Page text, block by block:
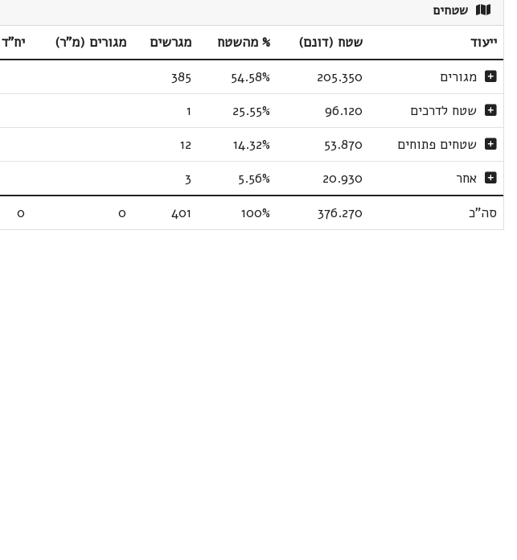
שטחים
ייעוד שטח (דונם) % מהשטח מגרשים מגורים (מ"ר)
יח"ד
מגורים
205.350
54.58%
385
שטח לדרכים
96.120
25.55%
1
שטחים פתוחים
53.870
14.32%
12
אחר
20.930
5.56%
3
סה"כ
376.270
100%
401
0
0